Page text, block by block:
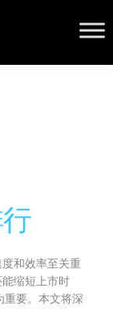
和效率至关重
缩短上市时
重要。本文将深